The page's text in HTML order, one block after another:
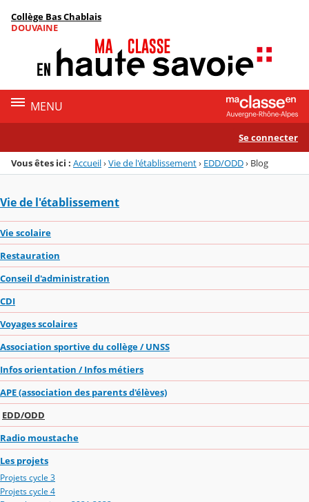
Menu de la rubrique
Contenu
Collège Bas Chablais
DOUVAINE
MENU
Se connecter
Vous êtes ici : Accueil›Vie de l'établissement› EDD/ODD› Blog
Vie de l'établissement
Vie scolaire
Restauration
Conseil d'administration
CDI
Voyages scolaires
Association sportive du collège / UNSS
Infos orientation / Infos métiers
APE (association des parents d'élèves)
EDD/ODD
Radio moustache
Les projets
Projets cycle 3
Projets cycle 4